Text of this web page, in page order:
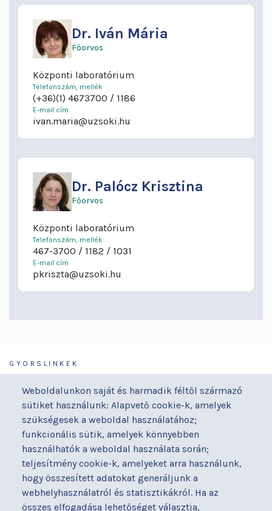
Weboldalunkon saját és harmadik féltől származó
sütiket használunk: Alapvető cookie-k, amelyek
szükségesek a weboldal használatához;
funkcionális sütik, amelyek könnyebben
használhatók a weboldal használata során;
teljesítmény cookie-k, amelyeket arra használunk,
hogy összesített adatokat generáljunk a
webhelyhasználatról és statisztikákról. Ha az
összes elfogadása lehetőséget választja,
Dr. Iván Mária
Főorvos
Központi laboratórium
Telefonszám, mellék
(+36)(1) 4673700 1186
E-mail cím
ivan.maria@uzsoki.hu
Dr. Palócz Krisztina
Főorvos
Központi laboratórium
Telefonszám, mellék
467-3700 1182 1031
E-mail cím
pkriszta@uzsoki.hu
GYORSLINKEK
Orvosaink
Osztályaink
Kapcsolat
Akadálymentesítési
nyilatkozat
Alapítványaink
Betegjogi képviselő
Gyermekmegőrző
Házirend
Hírek
Parkolás
Térítéses ellátás
Videógaléria
Visszajelzések